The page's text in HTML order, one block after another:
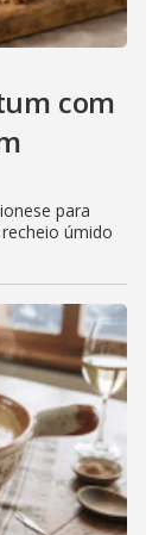
com
para
úmido